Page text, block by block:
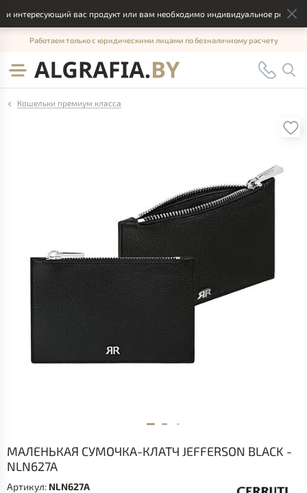
вас продукт или вам необходимо индивидуальное
Работаем только с юридическими лицами по безналичному расчету
Кошельки премиум класса
МАЛЕНЬКАЯ СУМОЧКА-КЛАТЧ JEFFERSON BLACK -
NLN627A
Артикул: NLN627A